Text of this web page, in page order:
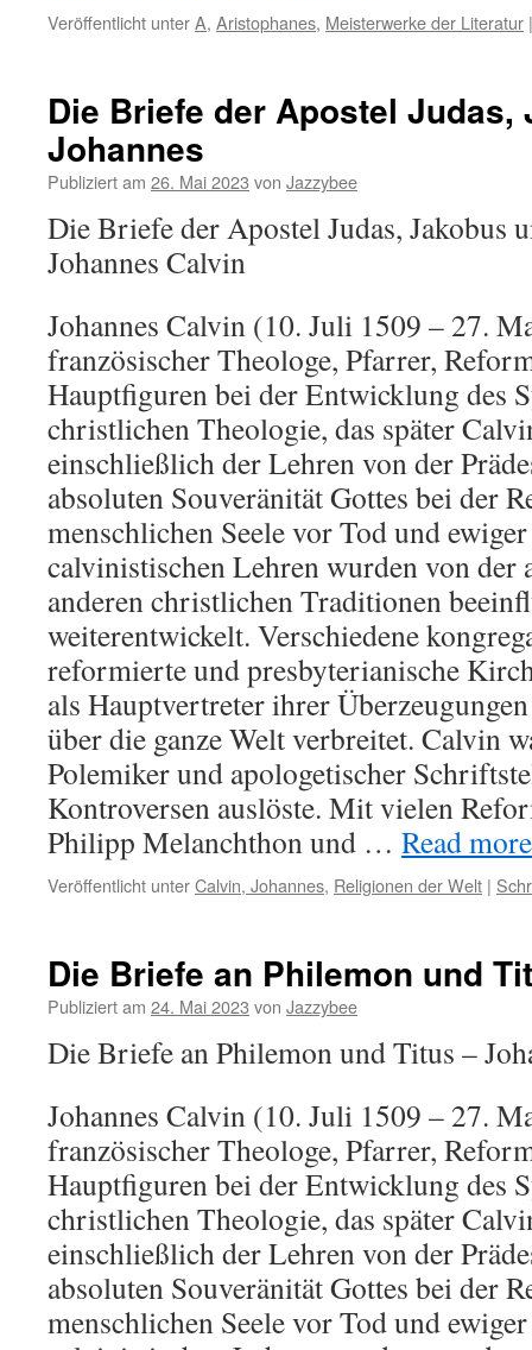
Veröffentlicht unterA, Aristophanes, Meisterwerke der Literatur |
Die Briefe der Apostel Judas,
Johannes
Publiziert am 26. Mai 2023 von Jazzybee
Die Briefe der Apostel Judas, Jakobus
Johannes Calvin
Johannes Calvin (10. Juli 1509 – 27.
französischer Theologe, Pfarrer,
Hauptfiguren bei der Entwicklung des
christlichen Theologie, das später
einschließlich der Lehren von der
absoluten Souveränität Gottes bei der
menschlichen Seele vor Tod und
calvinistischen Lehren wurden von der
anderen christlichen Traditionen
weiterentwickelt. Verschiedene
reformierte und presbyterianische
als Hauptvertreter ihrer
über die ganze Welt verbreitet. Calvin
Polemiker und apologetischer
Kontroversen auslöste. Mit vielen
Philipp Melanchthon und … Read
Veröffentlicht unterCalvin, Johannes, Religionen der Welt |
Die Briefe an Philemon und
Publiziert am 24. Mai 2023 von Jazzybee
Die Briefe an Philemon und Titus –
Johannes Calvin (10. Juli 1509 – 27.
französischer Theologe, Pfarrer,
Hauptfiguren bei der Entwicklung des
christlichen Theologie, das später
einschließlich der Lehren von der
absoluten Souveränität Gottes bei der
menschlichen Seele vor Tod und